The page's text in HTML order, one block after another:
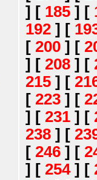
] [ 185 ] [
192 ] [
[ 200 ] [
] [ 208 ] [
215 ] [
[ 223 ] [
] [ 231 ] [
238 ] [
[ 246 ] [
] [ 254] [